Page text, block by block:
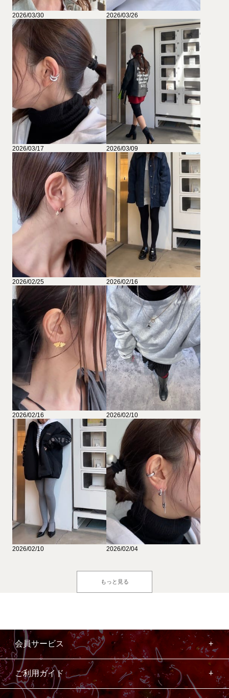
2026/03/30 2026/03/26
2026/03/17 2026/03/09
2026/02/25 2026/02/16
2026/02/16 2026/02/10
2026/02/10 2026/02/04
もっと見る
会員サービス
ご利用ガイド